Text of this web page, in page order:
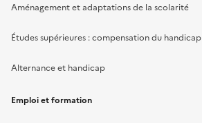
Aménagement et adaptations de la scolarité
Études supérieures : compensation du handicap
Alternance et handicap
Emploi et formation